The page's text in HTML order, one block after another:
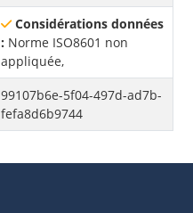
Considérations données
: Norme ISO8601 non
appliquée,
99107b6e-5f04-497d-ad7b-
fefa8d6b9744